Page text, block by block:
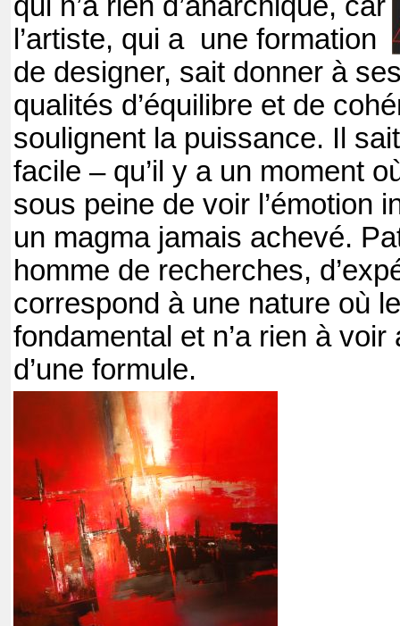
qui n’a rien d’anarchique, car
l’artiste, qui a une formation
de designer, sait donner à
qualités d’équilibre et de
soulignent la puissance. Il
facile – qu’il y a un moment
sous peine de voir l’émotion
un magma jamais achevé.
homme de recherches,
correspond à une nature où
fondamental et n’a rien à voir
d’une formule.